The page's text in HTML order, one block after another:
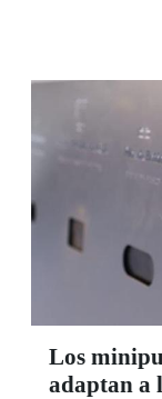
texto legal
Los
adaptan a